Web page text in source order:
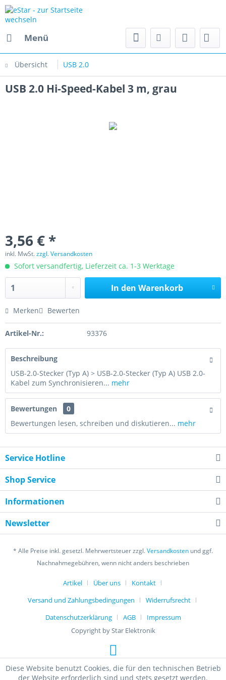
Menü
Übersicht USB 2.0
USB 2.0 Hi-Speed-Kabel 3 m, grau
3,56 € *
inkl. MwSt.zzgl. Versandkosten
Sofort versandfertig, Lieferzeit ca. 1-3 Werktage
In den Warenkorb
Merken Bewerten
Artikel-Nr.: 93376
Beschreibung
USB-2.0-Stecker (Typ A) > USB-2.0-Stecker (Typ A) USB 2.0-
Kabel zum Synchronisieren... mehr
Bewertungen
0
Bewertungen lesen, schreiben und diskutieren... mehr
Service Hotline
Shop Service
Informationen
Newsletter
* Alle Preise inkl. gesetzl. Mehrwertsteuer zzgl.Versandkosten und ggf.
Nachnahmegebühren, wenn nicht anders beschrieben
Artikel Über uns
Kontakt
Versand und Zahlungsbedingungen
Widerrufsrecht
Datenschutzerklärung
AGB
Impressum
Copyright by Star Elektronik
Diese Website benutzt Cookies, die für den technischen Betrieb
der Website erforderlich sind und stets gesetzt werden.